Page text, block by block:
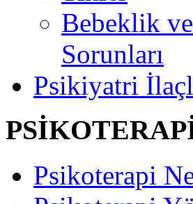
Bebeklik
Sorunları
Psikiyatri
Psikoterapi